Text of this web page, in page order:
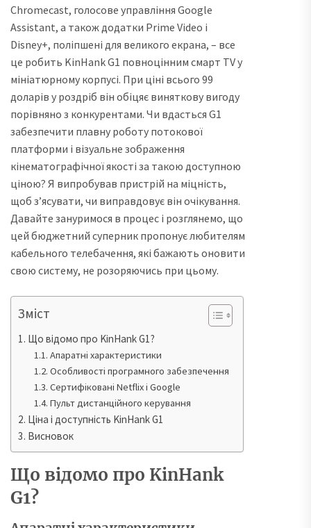
Chromecast, голосове управління Google
Assistant, а також додатки Prime Video і
Disney+, поліпшені для великого екрана, – все
це робить KinHank G1 повноцінним смарт TV у
мініатюрному корпусі. При ціні всього 99
доларів у роздріб він обіцяє виняткову вигоду
порівняно з конкурентами. Чи вдасться G1
забезпечити плавну роботу потокової
платформи і візуальне зображення
кінематографічної якості за такою доступною
ціною? Я випробував пристрій на міцність,
щоб з’ясувати, чи виправдовує він очікування.
Давайте зануримося в процес і розглянемо, що
цей бюджетний суперник пропонує любителям
кабельного телебачення, які бажають оновити
свою систему, не розоряючись при цьому.
Зміст
Що відомо про KinHank G1?
Апаратні характеристики
Особливості програмного забезпечення
Сертифіковані Netflix і Google
Пульт дистанційного керування
Ціна і доступність KinHank G1
Висновок
Що відомо про KinHank
G1?